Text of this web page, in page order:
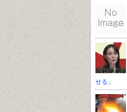
せる」